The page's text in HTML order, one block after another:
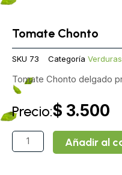
Tomate Chonto
SKU 73 Categoría Verduras
Tomate Chonto delgado
Precio:$ 3.500
Tomate
Chonto
Añadir al